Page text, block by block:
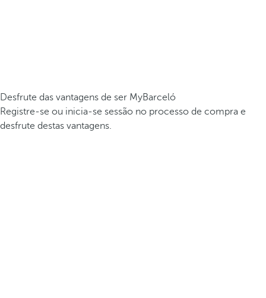
Desfrute das vantagens de ser MyBarceló
Registre-se ou inicia-se sessão no processo de compra e
desfrute destas vantagens.